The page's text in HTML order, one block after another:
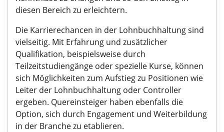
diesen Bereich zu erleichtern.
Die Karrierechancen in der Lohnbuchhaltung sind
vielseitig. Mit Erfahrung und zusätzlicher
Qualifikation, beispielsweise durch
Teilzeitstudiengänge oder spezielle Kurse, können
sich Möglichkeiten zum Aufstieg zu Positionen wie
Leiter der Lohnbuchhaltung oder Controller
ergeben. Quereinsteiger haben ebenfalls die
Option, sich durch Engagement und Weiterbildung
in der Branche zu etablieren.